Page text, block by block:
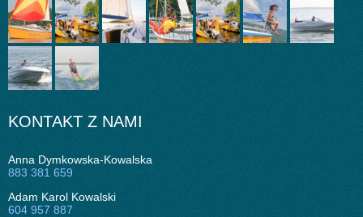
KONTAKT Z NAMI
Anna Dymkowska-Kowalska
883 381 659
Adam Karol Kowalski
604 957 887